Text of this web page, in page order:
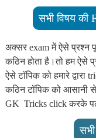
सभी विषय की
अक्सर exam में ऐसे प्रश्न
कठिन होता है।तो हम ऐसे
ऐसे टॉपिक को हमारे
कठिन टॉपिक को आसानी
GK Tricks click करके